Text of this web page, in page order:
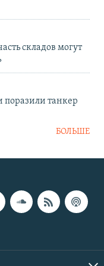
складов могут
поразили танкер
БОЛЬШЕ